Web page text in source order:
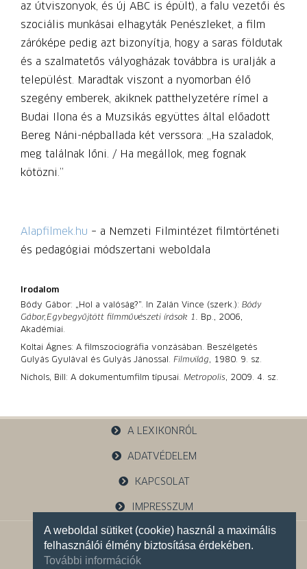
A weboldal sütiket (cookie) használ a maximális
felhasználói élmény biztosítása érdekében.
További információk
az útviszonyok, és új ABC is épült), a falu vezetői és
szociális munkásai elhagyták Penészleket, a film
záróképe pedig azt bizonyítja, hogy a saras földutak
és a szalmatetős vályogházak továbbra is uralják a
települést. Maradtak viszont a nyomorban élő
szegény emberek, akiknek patthelyzetére rímel a
Budai Ilona és a Muzsikás együttes által előadott
Bereg Náni-népballada két verssora: „Ha szaladok,
meg találnak lőni. / Ha megállok, meg fognak
kötözni.”
Alapfilmek.hu – a Nemzeti Filmintézet filmtörténeti
és pedagógiai módszertani weboldala
Irodalom
Bódy Gábor: „Hol a valóság?”. In Zalán Vince (szerk.): Bódy
Gábor,Egybegyűjtött filmművészeti írások 1. Bp., 2006,
Akadémiai.
Koltai Ágnes: A filmszociográfia vonzásában. Beszélgetés
Gulyás Gyulával és Gulyás Jánossal. Filmvilág, 1980. 9. sz.
Nichols, Bill: A dokumentumfilm típusai. Metropolis, 2009. 4. sz.
A LEXIKONRÓL
ADATVÉDELEM
KAPCSOLAT
IMPRESSZUM
1121 Budapest, Budakeszi u. 38.
+36 30 785 5595